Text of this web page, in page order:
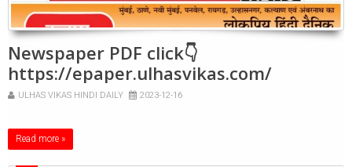
Newspaper PDF click👇
https://epaper.ulhasvikas.com/
ULHAS VIKAS HINDI DAILY 2023-12-16
Read more »